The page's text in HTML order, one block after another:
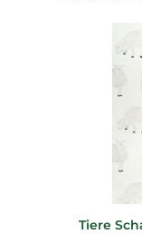
Tiere